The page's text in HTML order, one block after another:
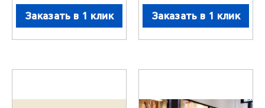
Заказать в 1 клик Заказать в 1 клик